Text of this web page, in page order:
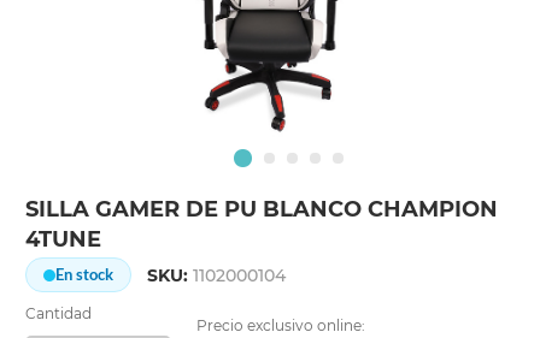
SILLA GAMER DE PU BLANCO CHAMPION
4TUNE
En stock SKU:1102000104
Cantidad
Precio exclusivo online: